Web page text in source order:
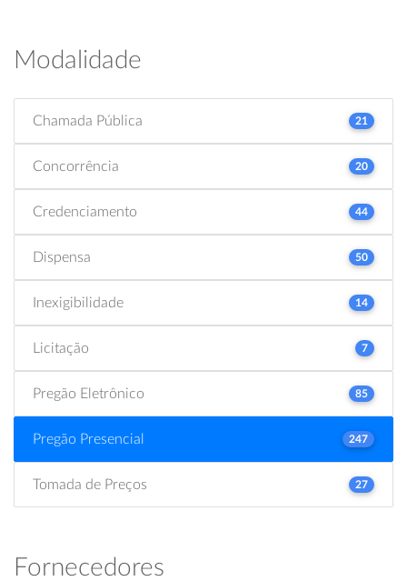
Modalidade
Chamada Pública 21
Concorrência 20
Credenciamento 44
Dispensa 50
Inexigibilidade 14
Licitação 7
Pregão Eletrônico 85
Pregão Presencial 247
Tomada de Preços 27
Fornecedores